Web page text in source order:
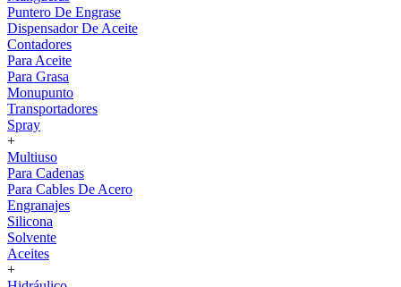
Puntero De Engrase
Dispensador De Aceite
Contadores
Para Aceite
Para Grasa
Monupunto
Transportadores
Spray
+
Multiuso
Para Cadenas
Para Cables De Acero
Engranajes
Silicona
Solvente
Aceites
+